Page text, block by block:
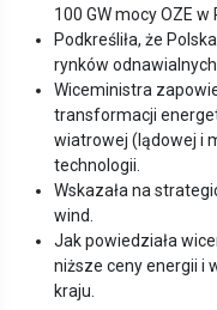
100 GW mocy OZE
Podkreśliła, że
rynków
Wiceministra
transformacji
wiatrowej (lądowej i
technologii.
Wskazała na
wind.
Jak powiedziała
niższe ceny energii i
kraju.